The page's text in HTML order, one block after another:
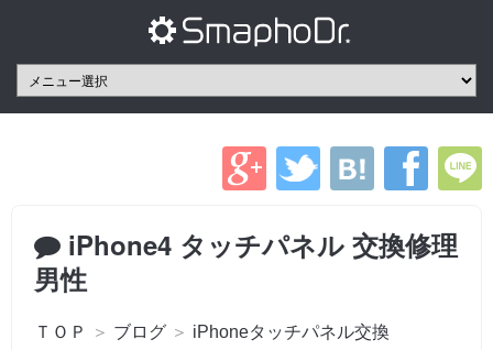
iPhone4 タッチパネル 交換修理
男性
ＴＯＰ ＞ ブログ ＞ iPhoneタッチパネル交換